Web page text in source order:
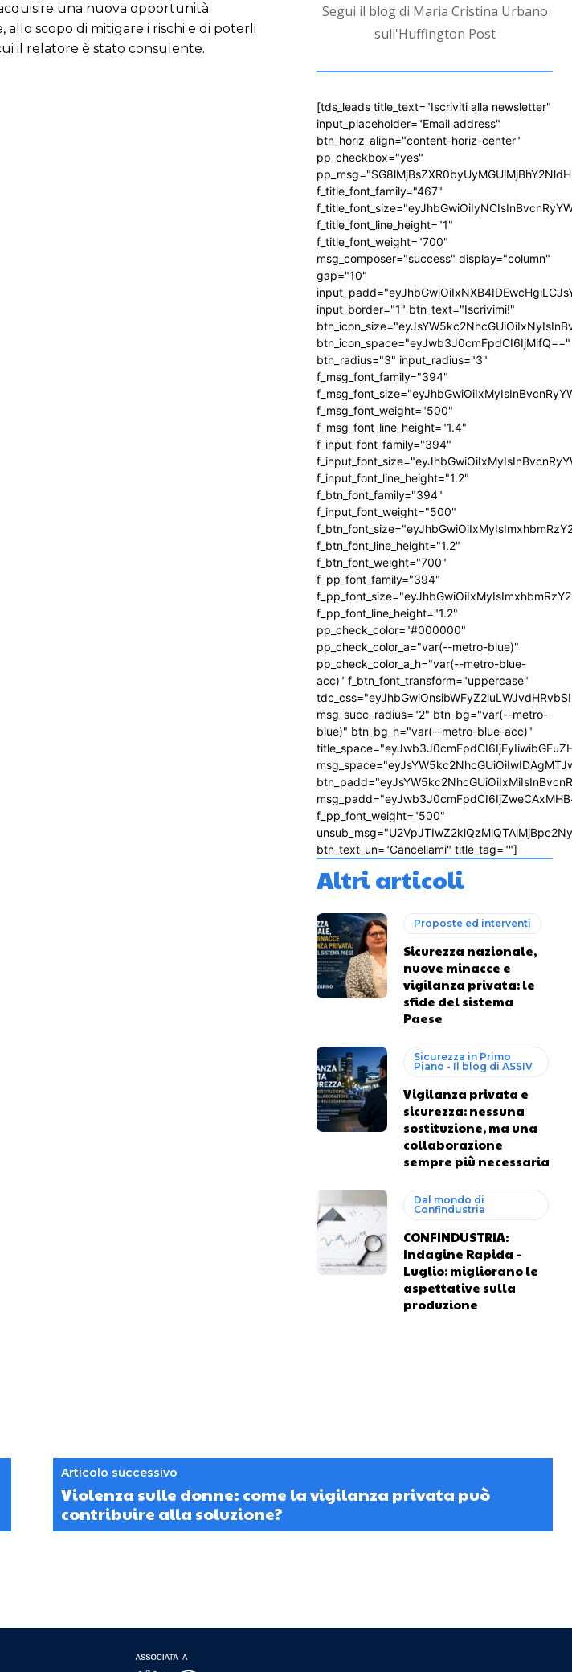
una nuova opportunità
scopo di mitigare i rischi e di poterli
il relatore è stato consulente.
Segui il blog di Maria Cristina Urbano
sull'Huffington Post
[tds_leads title_text="Iscriviti alla newsletter"
input_placeholder="Email address"
btn_horiz_align="content-horiz-center"
pp_checkbox="yes"
f_title_font_family="467"
f_title_font_line_height="1"
f_title_font_weight="700"
msg_composer="success" display="column"
gap="10"
input_border="1" btn_text="Iscrivimi!"
btn_icon_space="eyJwb3J0cmFpdCI6IjMifQ=="
btn_radius="3" input_radius="3"
f_msg_font_family="394"
f_msg_font_weight="500"
f_msg_font_line_height="1.4"
f_input_font_family="394"
f_input_font_line_height="1.2"
f_btn_font_family="394"
f_input_font_weight="500"
f_btn_font_line_height="1.2"
f_btn_font_weight="700"
f_pp_font_family="394"
f_pp_font_line_height="1.2"
pp_check_color="#000000"
pp_check_color_a="var(--metro-blue)"
pp_check_color_a_h="var(--metro-blue-
acc)" f_btn_font_transform="uppercase"
msg_succ_radius="2" btn_bg="var(--metro-
blue)" btn_bg_h="var(--metro-blue-acc)"
f_pp_font_weight="500"
btn_text_un="Cancellami" title_tag=""]
Altri articoli
Proposte ed interventi
Sicurezza nazionale,
nuove minacce e
vigilanza privata: le
sfide del sistema
Paese
Sicurezza in Primo
Piano - Il blog di ASSIV
Vigilanza privata e
sicurezza: nessuna
sostituzione, ma una
collaborazione
sempre più necessaria
Dal mondo di
Confindustria
CONFINDUSTRIA:
Indagine Rapida –
Luglio: migliorano le
aspettative sulla
produzione
Articolo successivo
Violenza sulle donne: come la vigilanza privata può
contribuire alla soluzione?